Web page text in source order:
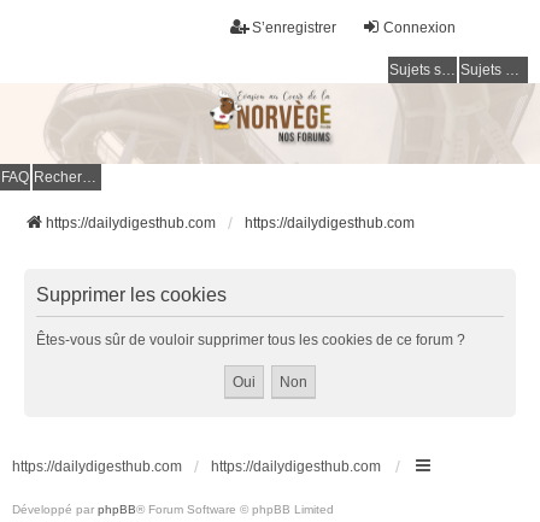
Connexion
S’enregistrer
Sujets sans réponse Sujets actifs
FAQ Rechercher
https://dailydigesthub.com https://dailydigesthub.com
Supprimer les cookies
Êtes-vous sûr de vouloir supprimer tous les cookies de ce forum ?
https://dailydigesthub.com https://dailydigesthub.com
Développé par phpBB® Forum Software © phpBB Limited